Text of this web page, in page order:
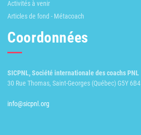
Activités à venir
Articles de fond - Métacoach
Coordonnées
SICPNL, Société internationale des coachs PNL
30 Rue Thomas, Saint-Georges (Québec) G5Y 6B4
info@sicpnl.org